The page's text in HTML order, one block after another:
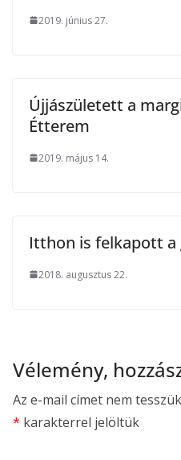
2019. június 27.
Újjászületett a
Étterem
2019. május 14.
Itthon is felkapott a
2018. augusztus 22.
Vélemény,
Az e-mail címet nem
* karakterrel jelöltük